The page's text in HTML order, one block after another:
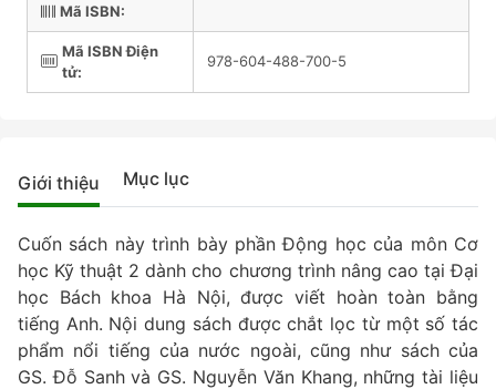
Mã ISBN:
Mã ISBN Điện
tử:
978-604-488-700-5
Giới thiệu Mục lục
Cuốn sách này trình bày phần Động học của môn Cơ
học Kỹ thuật 2 dành cho chương trình nâng cao tại Đại
học Bách khoa Hà Nội, được viết hoàn toàn bằng
tiếng Anh. Nội dung sách được chắt lọc từ một số tác
phẩm nổi tiếng của nước ngoài, cũng như sách của
GS. Đỗ Sanh và GS. Nguyễn Văn Khang, những tài liệu